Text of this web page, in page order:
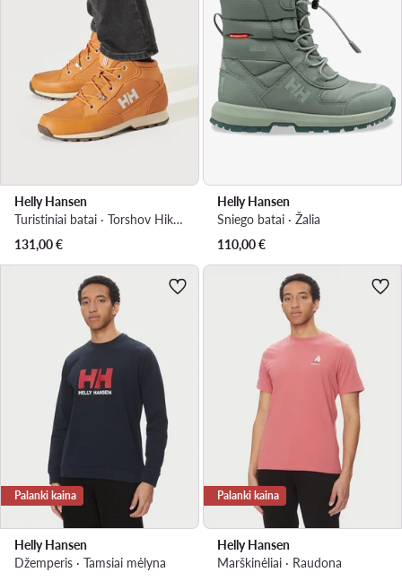
Helly Hansen
Turistiniai batai · Torshov Hiker 115-93.725 · Ruda
131,00€
Helly Hansen
Sniego batai · Žalia
110,00€
Palanki kaina
Helly Hansen
Džemperis · Tamsiai mėlyna
Palanki kaina
Helly Hansen
Marškinėliai · Raudona